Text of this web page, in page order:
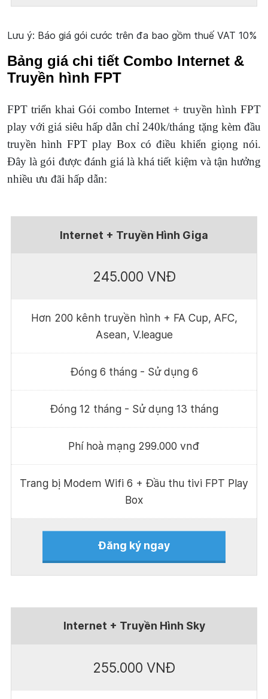
Lưu ý: Báo giá gói cước trên đa bao gồm thuế VAT 10%
Bảng giá chi tiết Combo Internet &
Truyền hình FPT
FPT triển khai Gói combo Internet + truyền hình FPT
play với giá siêu hấp dẫn chỉ 240k/tháng tặng kèm đầu
truyền hình FPT play Box có điều khiển giọng nói.
Đây là gói được đánh giá là khá tiết kiệm và tận hưởng
nhiều ưu đãi hấp dẫn:
Internet + Truyền Hình Giga
245.000 VNĐ
Hơn 200 kênh truyền hình + FA Cup, AFC,
Asean, V.league
Đóng 6 tháng - Sử dụng 6
Đóng 12 tháng - Sử dụng 13 tháng
Phí hoà mạng 299.000 vnđ
Trang bị Modem Wifi 6 + Đầu thu tivi FPT Play
Box
Đăng ký ngay
Internet + Truyền Hình Sky
255.000 VNĐ